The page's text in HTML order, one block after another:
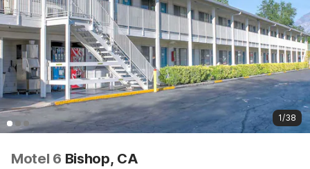
1/38
Motel 6 Bishop, CA